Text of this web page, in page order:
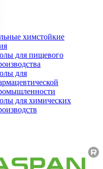
химстойкие
для пищевого
для
для химических